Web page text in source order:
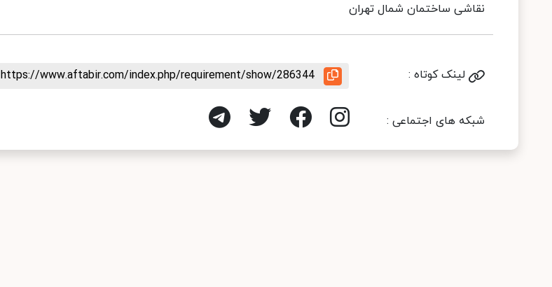
نقاشی ساختمان شمال تهران
لینک کوتاه : https://www.aftabir.com/index.php/requirement/show/286344
شبکه های اجتماعی :